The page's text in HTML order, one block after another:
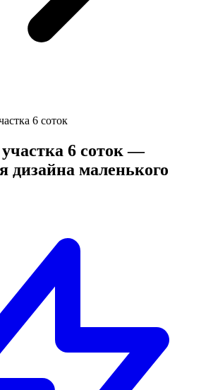
6 соток
6 соток —
дизайна маленького